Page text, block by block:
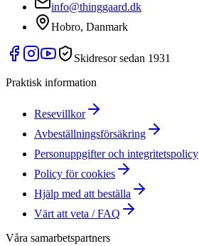
info@thinggaard.dk
Hobro, Danmark
Skidresor sedan 1931
Praktisk information
Resevillkor
Avbeställningsförsäkring
Personuppgifter och integritetspolicy
Policy för cookies
Hjälp med att beställa
Värt att veta / FAQ
Våra samarbetspartners